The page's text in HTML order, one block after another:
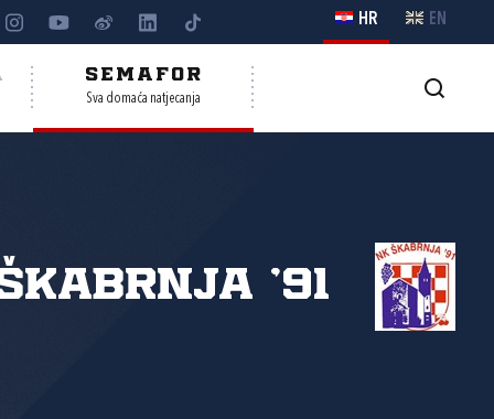
HR EN
SEMAFOR
Sva domaća natjecanja
'91